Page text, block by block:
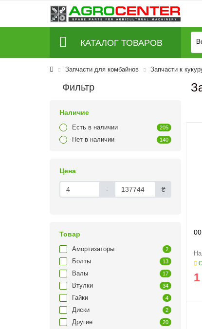
КАТАЛОГ ТОВАРОВ
Запчасти для комбайнов Запчасти к
Фильтр
Наличие
Есть в наличии 205
Нет в наличии 140
Цена
- ₴
Товар
Амортизаторы 2
Болты 13
Валы 17
Втулки 34
Гайки 4
Диски 2
Другие 20